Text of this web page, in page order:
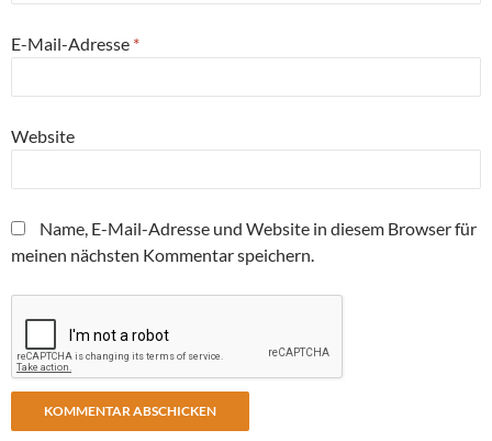
E-Mail-Adresse *
Website
Name, E-Mail-Adresse und Website in diesem Browser für
meinen nächsten Kommentar speichern.